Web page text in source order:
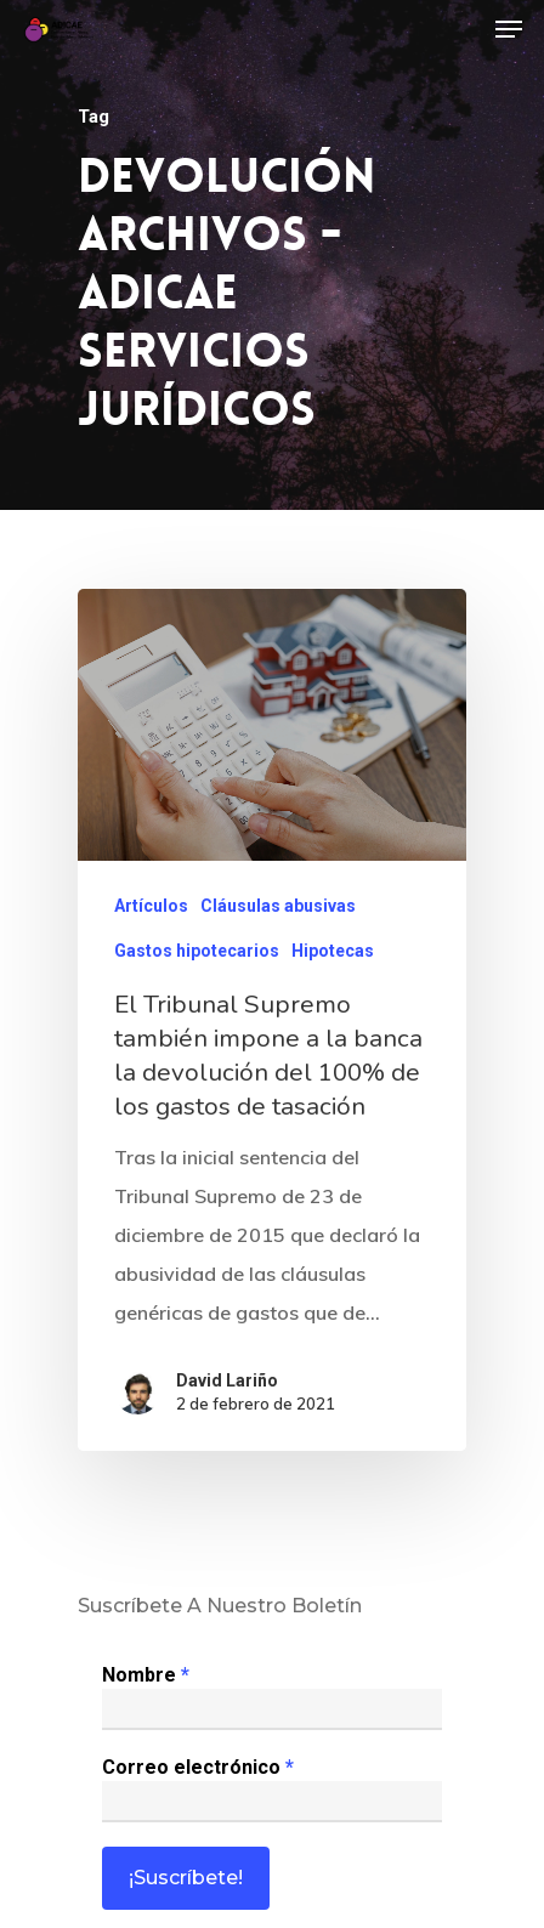
Tag
Devolución
Archivos -
ADICAE
Servicios
Jurídicos
Artículos Cláusulas abusivas
Gastos hipotecarios Hipotecas
El Tribunal Supremo
también impone a la banca
la devolución del 100% de
los gastos de tasación
Tras la inicial sentencia del
Tribunal Supremo de 23 de
diciembre de 2015 que declaró la
abusividad de las cláusulas
genéricas de gastos que de…
David Lariño
2 de febrero de 2021
Suscríbete A Nuestro Boletín
Nombre *
Correo electrónico *
Sentencias
Café Jurídico